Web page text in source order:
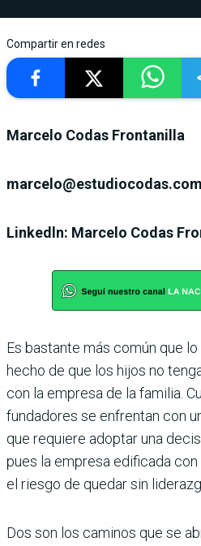
Compartir en redes
Marcelo Codas Frontanilla
marcelo@estudiocodas.com
Linkedln: Marcelo Codas
Es bastante más común que
hecho de que los hijos no
con la empresa de la familia.
fundadores se enfrentan con
que requiere adoptar una
pues la empresa edificada
el riesgo de quedar sin
Dos son los caminos que se